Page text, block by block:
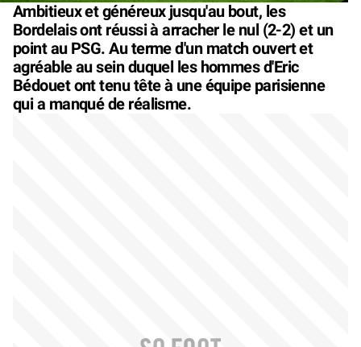
Ambitieux et généreux jusqu'au bout, les
Bordelais ont réussi à arracher le nul (2-2) et un
point au PSG. Au terme d'un match ouvert et
agréable au sein duquel les hommes d'Eric
Bédouet ont tenu tête à une équipe parisienne
qui a manqué de réalisme.